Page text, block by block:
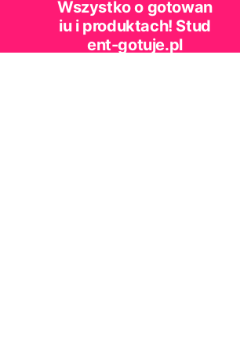
Wszystko o gotowan
iu i produktach! Stud
ent-gotuje.pl